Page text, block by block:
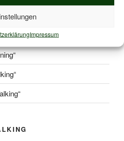
Impressum